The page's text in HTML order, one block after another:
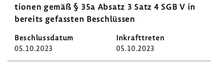
tionen gemäß § 35a Absatz 3 Satz 4 SGB V in
bereits gefassten Beschlüssen
05.10.2023 05.10.2023